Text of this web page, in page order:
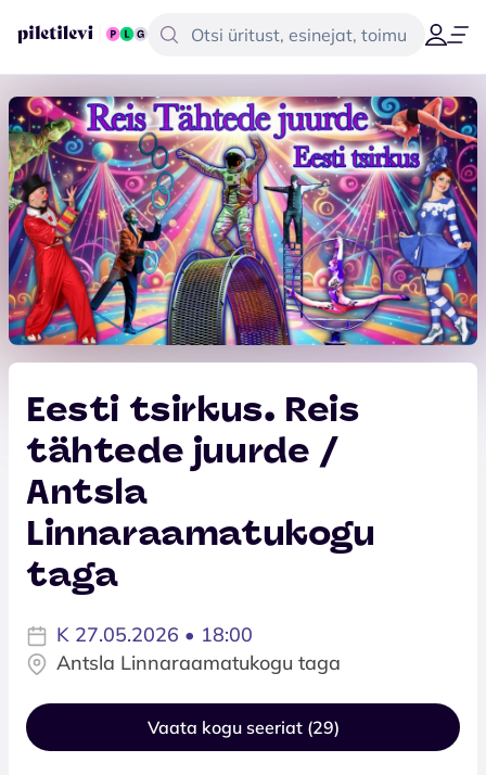
Eesti tsirkus. Reis
tähtede juurde /
Antsla
Linnaraamatukogu
taga
K 27.05.2026 • 18:00
Antsla Linnaraamatukogu taga
Vaata kogu seeriat (29)